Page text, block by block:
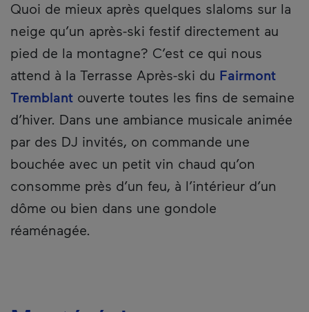
Quoi de mieux après quelques slaloms sur la
neige qu’un après-ski festif directement au
pied de la montagne? C’est ce qui nous
attend à la Terrasse Après-ski du Fairmont
Tremblant ouverte toutes les fins de semaine
d’hiver. Dans une ambiance musicale animée
par des DJ invités, on commande une
bouchée avec un petit vin chaud qu’on
consomme près d’un feu, à l’intérieur d’un
dôme ou bien dans une gondole
réaménagée.